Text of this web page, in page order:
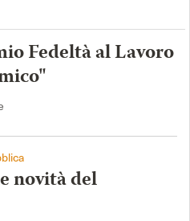
Fedeltà al Lavoro
novità del